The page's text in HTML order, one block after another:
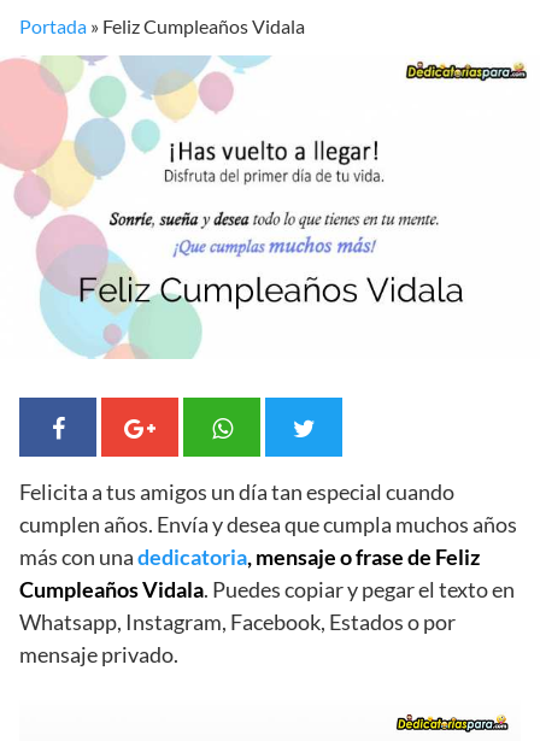
Portada » Feliz Cumpleaños Vidala
Felicita a tus amigos un día tan especial cuando
cumplen años. Envía y desea que cumpla muchos años
más con unadedicatoria, mensaje o frase de Feliz
Cumpleaños Vidala. Puedes copiar y pegar el texto en
Whatsapp, Instagram, Facebook, Estados o por
mensaje privado.